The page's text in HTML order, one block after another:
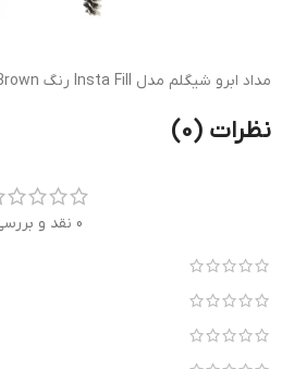
مداد ابرو شیگلم مدل Insta Fill رنگ Light Brown
نظرات (0)
0 نقد و بررسی